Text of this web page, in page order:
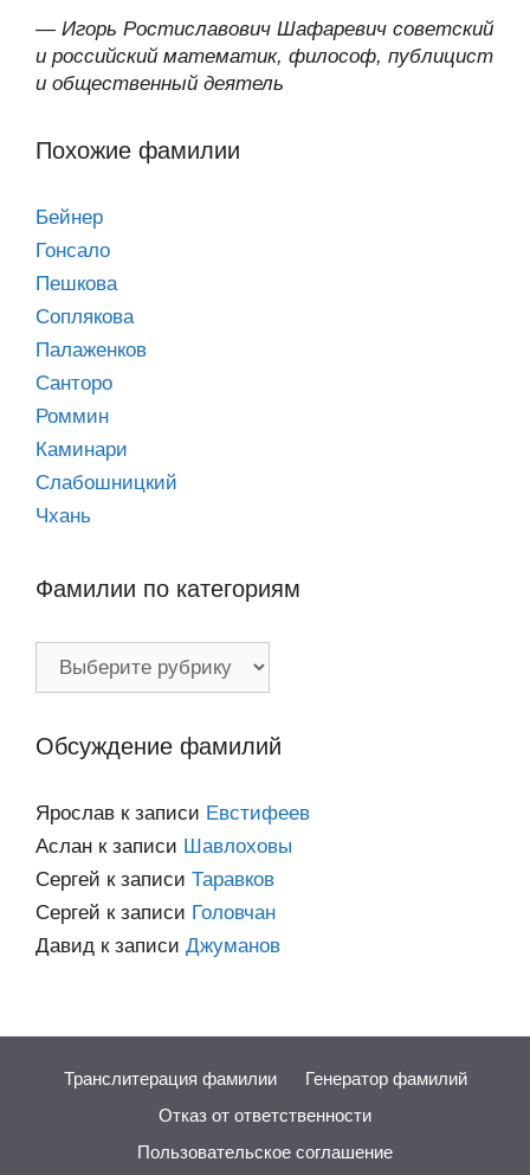
— Игорь Ростиславович Шафаревич советский
и российский математик, философ, публицист
и общественный деятель
Похожие фамилии
Бейнер
Гонсало
Пешкова
Соплякова
Палаженков
Санторо
Роммин
Каминари
Слабошницкий
Чхань
Фамилии по категориям
Обсуждение фамилий
Ярослав к записи Евстифеев
Аслан к записи Шавлоховы
Сергей к записи Таравков
Сергей к записи Головчан
Давид к записи Джуманов
Транслитерация фамилии
Генератор фамилий
Отказ от ответственности
Пользовательское соглашение